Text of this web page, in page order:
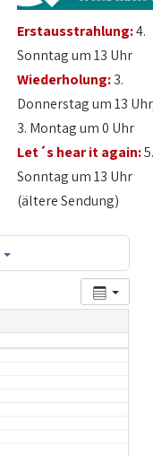
Erstausstrahlung:4.
Sonntag um 13 Uhr
Wiederholung:3.
Donnerstag um 13
3. Montag um 0 Uhr
Let´s hear it again:
Sonntag um 13 Uhr
(ältere Sendung)